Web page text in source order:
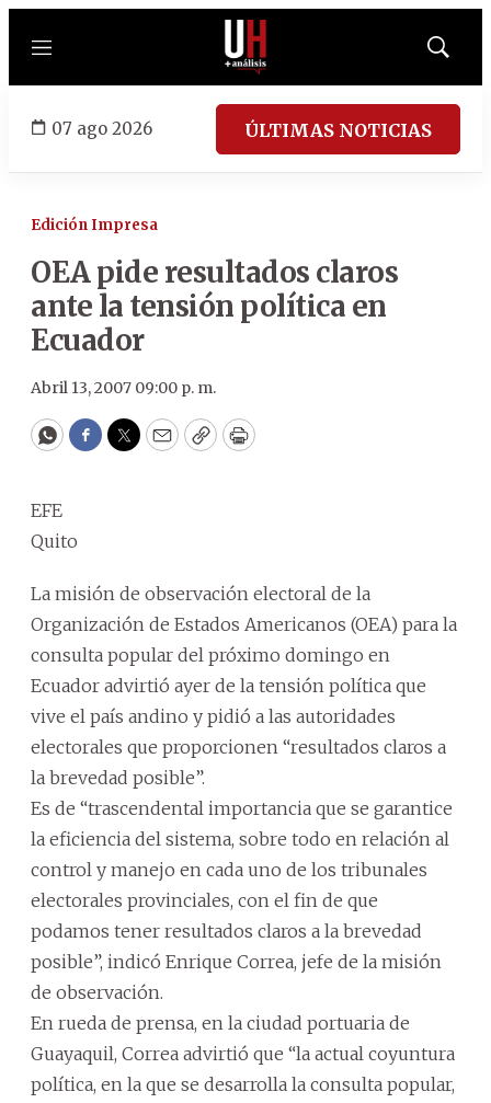
Menú
Mostrar
07 ago 2026 ÚLTIMAS NOTICIAS
Edición Impresa
OEA pide resultados claros
ante la tensión política en
Ecuador
Abril 13, 2007 09:00 p. m.
WhatsApp
Facebook
Twitter
EmailCopyPrint
EFE
Quito
La misión de observación electoral de la
Organización de Estados Americanos (OEA) para la
consulta popular del próximo domingo en
Ecuador advirtió ayer de la tensión política que
vive el país andino y pidió a las autoridades
electorales que proporcionen “resultados claros a
la brevedad posible”.
Es de “trascendental importancia que se garantice
la eficiencia del sistema, sobre todo en relación al
control y manejo en cada uno de los tribunales
electorales provinciales, con el fin de que
podamos tener resultados claros a la brevedad
posible”, indicó Enrique Correa, jefe de la misión
de observación.
En rueda de prensa, en la ciudad portuaria de
Guayaquil, Correa advirtió que “la actual coyuntura
política, en la que se desarrolla la consulta popular,